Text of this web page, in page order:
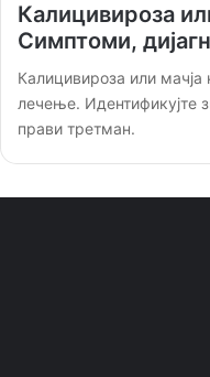
Калицивироза
Симптоми,
Калицивироза или
лечење. Идентификујте
прави третман.